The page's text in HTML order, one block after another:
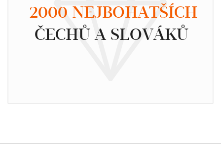
2000 NEJBOHATŠÍCH
ČECHŮ A SLOVÁKŮ